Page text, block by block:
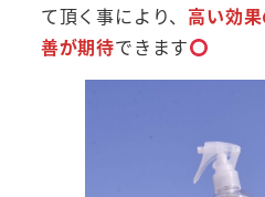
て頂く事により、 高い効
善が期待できます